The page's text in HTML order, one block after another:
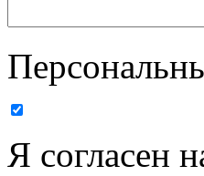
Я согласен